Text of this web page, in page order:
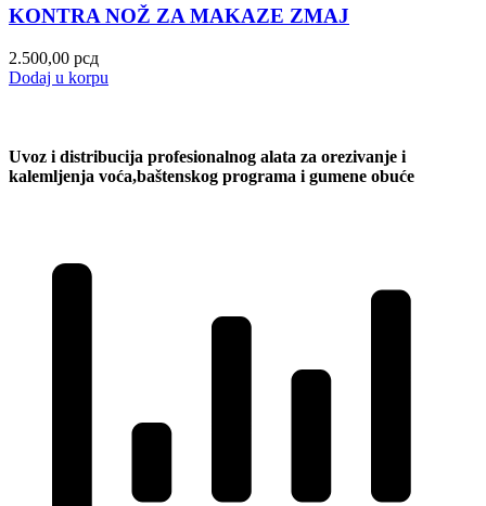
KONTRA NOŽ ZA MAKAZE ZMAJ
2.500,00 рсд
Dodaj u korpu
Uvoz i distribucija profesionalnog alata za orezivanje i
kalemljenja voća,baštenskog programa i gumene obuće